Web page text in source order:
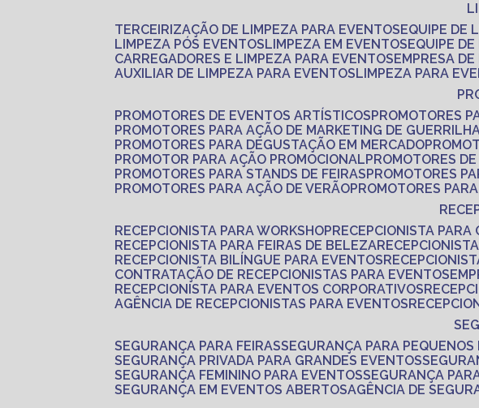
TERCEIRIZAÇÃO DE LIMPEZA PARA EVENTOS
EQUIPE
LIMPEZA PÓS EVENTOS
LIMPEZA EM EVENTOS EQUIPE
CARREGADORES E LIMPEZA PARA EVENTOS
EMPRESA
AUXILIAR DE LIMPEZA PARA EVENTOS
LIMPEZA PARA
PROMOTORES DE EVENTOS ARTÍSTICOS
PROMOTORES
PROMOTORES PARA AÇÃO DE MARKETING DE
PROMOTORES PARA DEGUSTAÇÃO EM MERCADO
PROMOTOR PARA AÇÃO PROMOCIONAL
PROMOTORES
PROMOTORES PARA STANDS DE FEIRAS
PROMOTORES
PROMOTORES PARA AÇÃO DE VERÃO PROMOTORES
RECEPCIONISTA PARA WORKSHOP
RECEPCIONISTA
RECEPCIONISTA PARA FEIRAS DE BELEZA
RECEPCIONISTA BILÍNGUE PARA EVENTOS
CONTRATAÇÃO DE RECEPCIONISTAS PARA EVENTOS
RECEPCIONISTA PARA EVENTOS CORPORATIVOS
AGÊNCIA DE RECEPCIONISTAS PARA EVENTOS
SEGURANÇA PARA FEIRAS SEGURANÇA PARA
SEGURANÇA PRIVADA PARA GRANDES EVENTOS
SEGURANÇA FEMININO PARA EVENTOS SEGURANÇA
SEGURANÇA EM EVENTOS ABERTOS
AGÊNCIA DE